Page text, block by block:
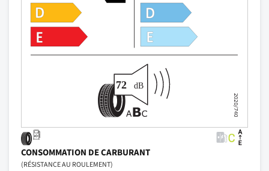
CONSOMMATION DE CARBURANT
(RÉSISTANCE AU ROULEMENT)